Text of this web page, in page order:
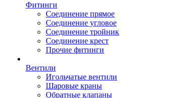
Фитинги
Соединение прямое
Соединение угловое
Соединение тройник
Соединение крест
Прочие фитинги
Вентили
Игольчатые вентили
Шаровые краны
Обратные клапаны